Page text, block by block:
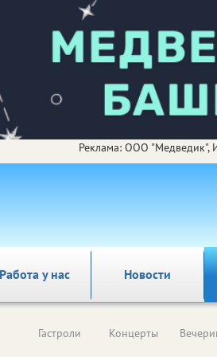
Реклама: ООО
у нас Новости
Гастроли Концерты